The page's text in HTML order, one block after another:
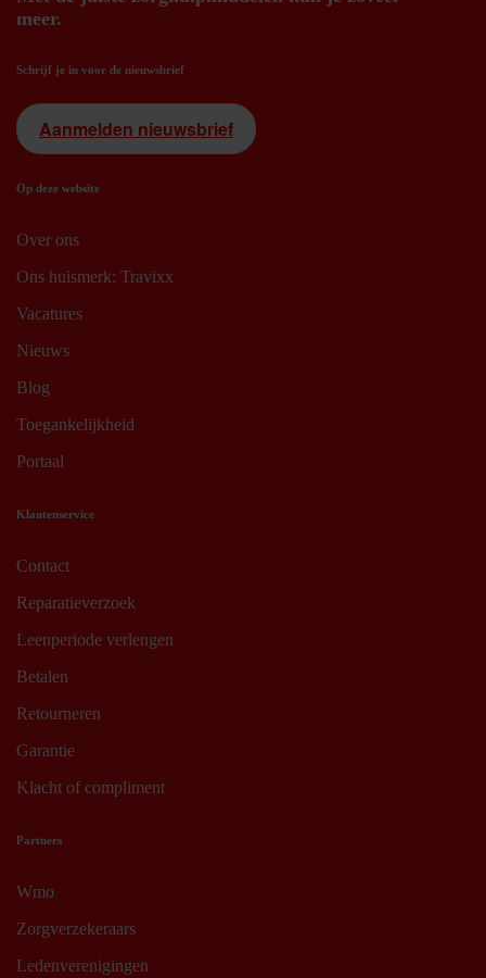
meer.
Schrijf je in voor de nieuwsbrief
Aanmelden nieuwsbrief
Op deze website
Over ons
Ons huismerk: Travixx
Vacatures
Nieuws
Blog
Toegankelijkheid
Portaal
Klantenservice
Contact
Reparatieverzoek
Leenperiode verlengen
Betalen
Retourneren
Garantie
Klacht of compliment
Partners
Wmo
Zorgverzekeraars
Ledenverenigingen